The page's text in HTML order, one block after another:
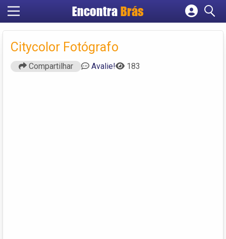
Encontra Brás
Cadastrar empresa
Fazer login
Criar conta
Citycolor Fotógrafo
Compartilhar Avalie! 183